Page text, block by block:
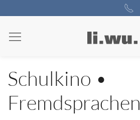
Schulkino •
Fremdsprachen